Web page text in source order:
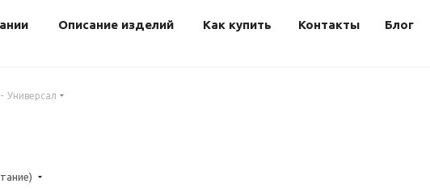
Описание изделий Как купить Контакты Блог
- Универсал